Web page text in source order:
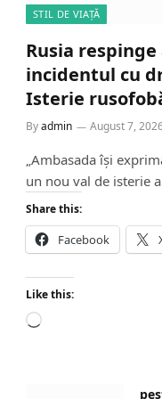
STIL DE VIAȚĂ
Rusia
incidentul cu
Isterie
Byadmin August 7,
„Ambasada își
un nou val de isterie
Share this:
Facebook
Like this:
L